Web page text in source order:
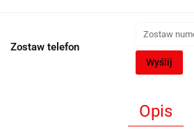
Zostaw telefon
Wyślij
Opis